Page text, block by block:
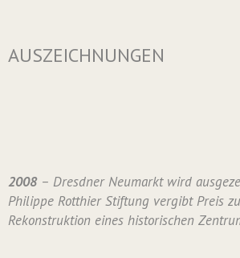
AUSZEICHNUNGEN
2008– Dresdner Neumarkt wird
Philippe Rotthier Stiftung vergibt Preis
Rekonstruktion eines historischen